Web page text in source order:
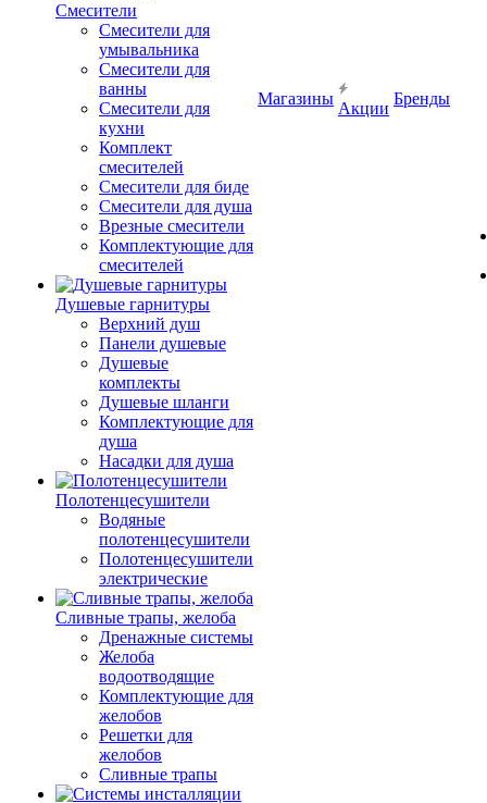
Смесители
Смесители для
умывальника
Смесители для
ванны
Смесители для
кухни
Комплект
смесителей
Смесители для биде
Смесители для душа
Врезные смесители
Комплектующие для
смесителей
Душевые гарнитуры
Верхний душ
Панели душевые
Душевые
комплекты
Душевые шланги
Комплектующие для
душа
Насадки для душа
Полотенцесушители
Водяные
полотенцесушители
Полотенцесушители
электрические
Сливные трапы, желоба
Дренажные системы
Желоба
водоотводящие
Комплектующие для
желобов
Решетки для
желобов
Сливные трапы
Магазины
Акции
Бренды